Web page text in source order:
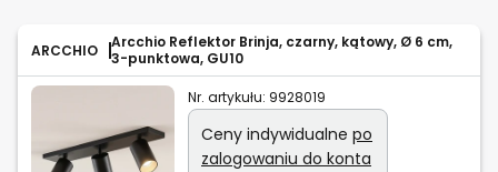
ARCCHIO
Arcchio Reflektor Brinja, czarny, kątowy, Ø 6 cm,
3-punktowa, GU10
Nr. artykułu: 9928019
Ceny indywidualne po
zalogowaniu do konta